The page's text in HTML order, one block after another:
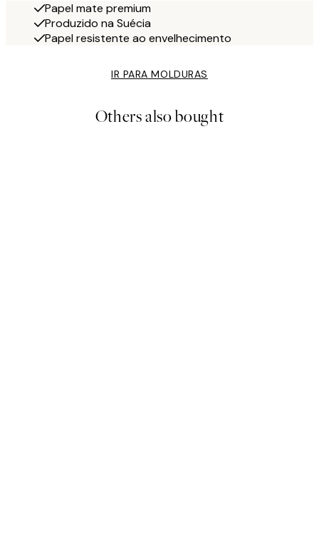
Papel mate premium
Produzido na Suécia
Papel resistente ao envelhecimento
IR PARA MOLDURAS
Others also bought